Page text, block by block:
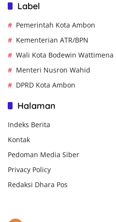
Label
Pemerintah Kota Ambon
Kementerian ATR/BPN
Wali Kota Bodewin Wattimena
Menteri Nusron Wahid
DPRD Kota Ambon
Halaman
Indeks Berita
Kontak
Pedoman Media Siber
Privacy Policy
Redaksi Dhara Pos